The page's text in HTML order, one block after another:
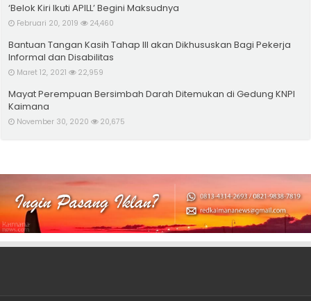
‘Belok Kiri Ikuti APILL’ Begini Maksudnya
Februari 20, 2019 24,460
Bantuan Tangan Kasih Tahap III akan Dikhususkan Bagi Pekerja
Informal dan Disabilitas
Maret 12, 2021 22,959
Mayat Perempuan Bersimbah Darah Ditemukan di Gedung KNPI
Kaimana
November 30, 2020 20,675